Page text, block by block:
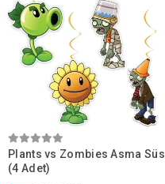
Plants vs Zombies Asma Süs
(4 Adet)